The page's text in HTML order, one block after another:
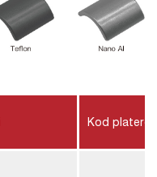
Kod